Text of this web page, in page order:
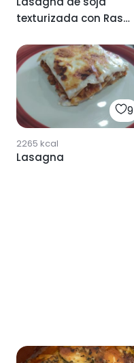
texturizada con Ras-
9
2265 kcal
Lasagna